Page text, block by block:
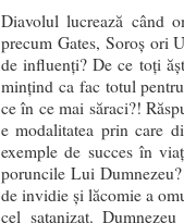
Diavolul lucrează când
precum Gates, Soroș ori
de influenți? De ce toți
mințind ca fac totul
ce în ce mai săraci?!
e modalitatea prin care
exemple de succes în
poruncile Lui
de invidie și lăcomie a
cel satanizat.